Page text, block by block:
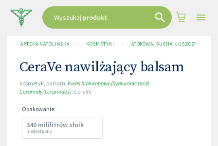
Wyszukaj produkt
APTEKA NATOLIŃSKA › KOSMETYKI › ATOPOWA, SUCHA, ŁUSZCZYCA
CeraVe nawilżający balsam
kosmetyk, balsam, Kwas hialuronowy (hyaluronic acid),
Ceramidy (ceramides), CeraVe
Opakowanie:
340 mililitrów słoik
niedostępny